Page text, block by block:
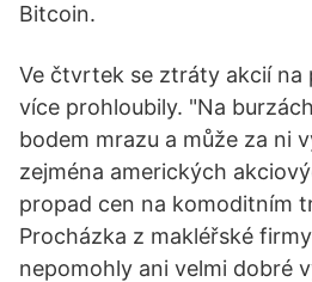
Bitcoin.
Ve čtvrtek se ztráty akcií na
více prohloubily. "Na
bodem mrazu a může za ni
zejména amerických
propad cen na komoditním
Procházka z makléřské
nepomohly ani velmi dobré